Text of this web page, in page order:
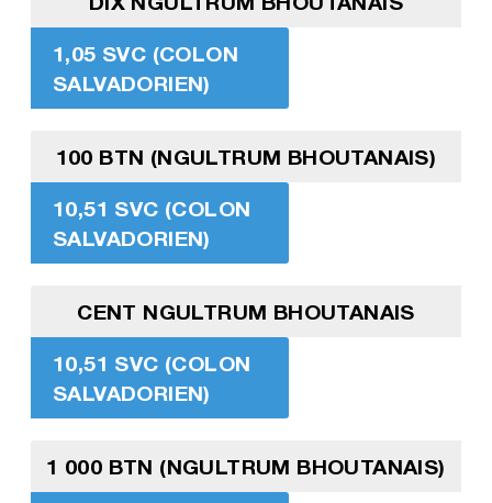
1,05 SVC (COLON
SALVADORIEN)
100 BTN (NGULTRUM BHOUTANAIS)
10,51 SVC (COLON
SALVADORIEN)
CENT NGULTRUM BHOUTANAIS
10,51 SVC (COLON
SALVADORIEN)
1 000 BTN (NGULTRUM BHOUTANAIS)